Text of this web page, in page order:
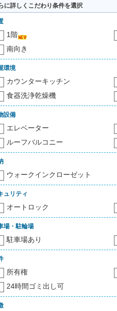
に詳しくこだわり条件を選択
1階
南向き
環境
カウンターキッチン
食器洗浄乾燥機
設備
エレベーター
ルーフバルコニー
ウォークインクローゼット
ュリティ
オートロック
場・駐輪場
駐車場あり
所有権
24時間ゴミ出し可